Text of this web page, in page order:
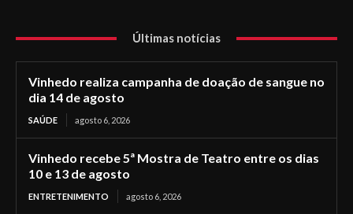
Últimas notícias
Vinhedo realiza campanha de doação de sangue no
dia 14 de agosto
SAÚDE agosto 6, 2026
Vinhedo recebe 5ª Mostra de Teatro entre os dias
10 e 13 de agosto
ENTRETENIMENTO agosto 6, 2026